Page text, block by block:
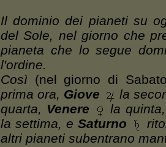
Il dominio dei pianeti su
del Sole, nel giorno che
pianeta che lo segue
l'ordine.
Così (nel giorno di
prima ora, Giove
la
quarta, Venere
la
la settima, eSaturno
altri pianeti subentrano